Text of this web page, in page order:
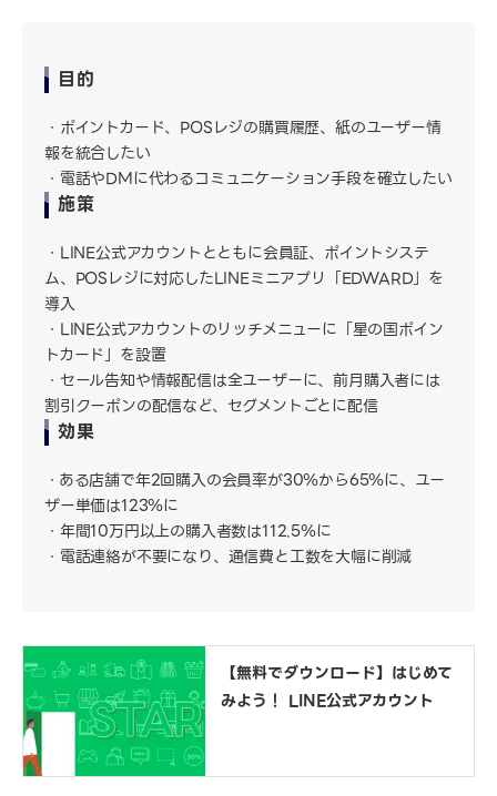
目的
ポイントカード、POSレジの購買履歴、紙のユーザー情
報を統合したい
電話やDMに代わるコミュニケーション手段を確立したい
施策
LINE公式アカウントとともに会員証、ポイントシステ
ム、POSレジに対応したLINEミニアプリ「EDWARD」を
導入
LINE公式アカウントのリッチメニューに「星の国ポイン
トカード」を設置
セール告知や情報配信は全ユーザーに、前月購入者には
割引クーポンの配信など、セグメントごとに配信
効果
ある店舗で年2回購入の会員率が30％から65％に、ユー
ザー単価は123％に
年間10万円以上の購入者数は112.5％に
電話連絡が不要になり、通信費と工数を大幅に削減
【無料でダウンロード】はじめて
みよう！ LINE公式アカウント